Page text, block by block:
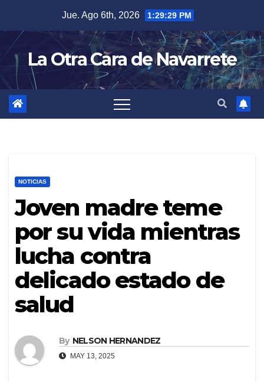
content
Jue. Ago 6th, 2026 1:29:30 PM
La Otra Cara de Navarrete
NOTICIAS
Joven madre teme
por su vida mientras
lucha contra
delicado estado de
salud
By NELSON HERNANDEZ
MAY 13, 2025